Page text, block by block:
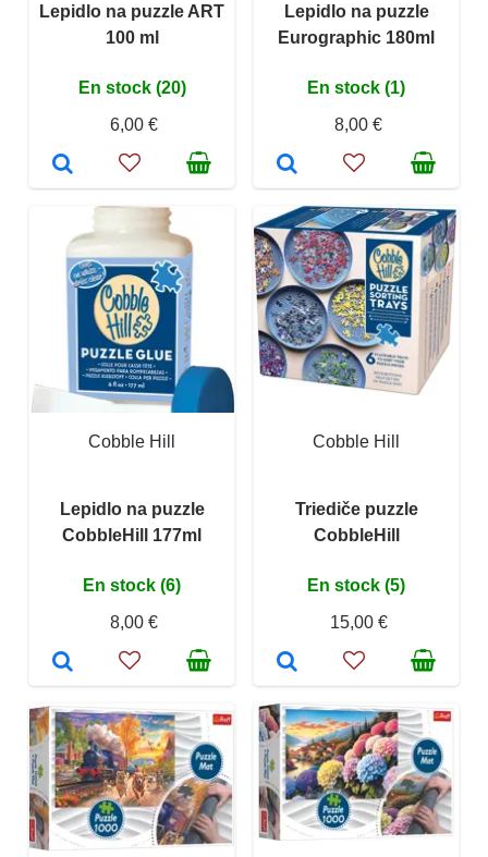
Lepidlo na puzzle ART
100 ml
En stock (20)
6,00 €
Lepidlo na puzzle
Eurographic 180ml
En stock (1)
8,00 €
Cobble Hill
Lepidlo na puzzle
CobbleHill 177ml
En stock (6)
8,00 €
Cobble Hill
Triediče puzzle
CobbleHill
En stock (5)
15,00 €